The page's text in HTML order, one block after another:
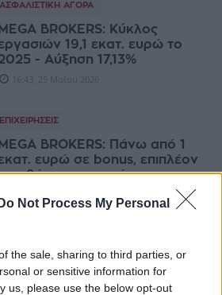
Do Not Process My Personal
the sale, sharing to third parties, or
or sensitive information for
us, please use the below opt-out
ΑΣΦΑΛΙΣΤΙΚΉ ΑΓΟΡΆ
MEGA BROKERS: Κύκλος
19,1 εκατ. ευρώ το
- Aύξηση 17,13%
16:43, 25 Μαΐου 2026
ΕΠΙΧΕΙΡΉΣΕΙΣ
MEGA BROKERS: Πάνω από 1
ευρώ σε bonus, επιπλέον
και παροχές για
15:04, 05 Μαΐου 2026
PICKS